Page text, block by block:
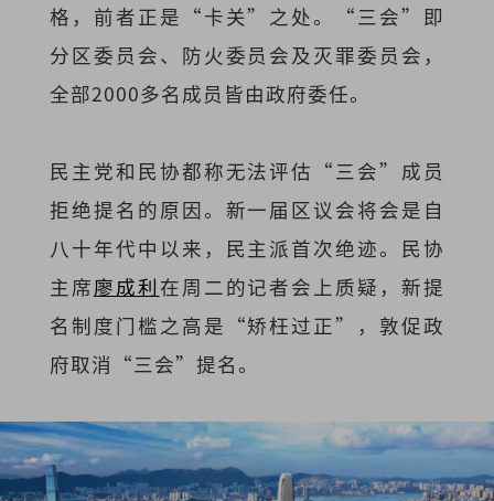
格，前者正是“卡关”之处。“三会”即
分区委员会、防火委员会及灭罪委员会，
全部2000多名成员皆由政府委任。
民主党和民协都称无法评估“三会”成员
拒绝提名的原因。新一届区议会将会是自
八十年代中以来，民主派首次绝迹。民协
主席廖成利 在周二的记者会上质疑，新提
名制度门槛之高是“矫枉过正”，敦促政
府取消“三会”提名。